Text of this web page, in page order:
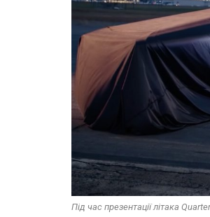
Під час презентації літака